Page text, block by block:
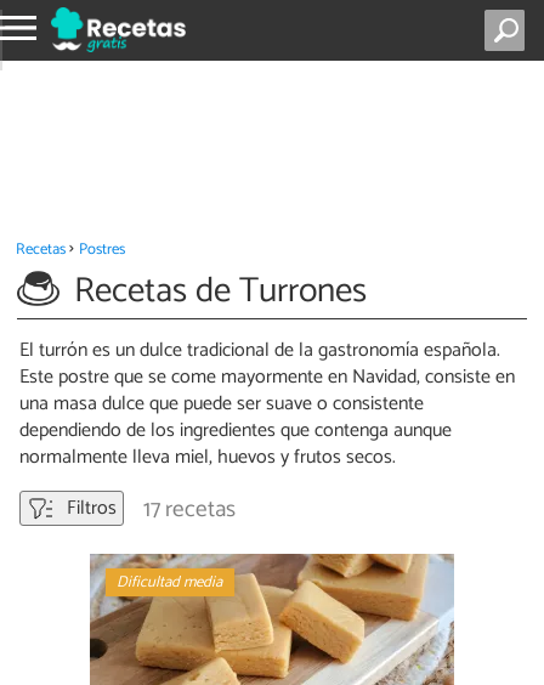
Recetas Postres
Recetas de Turrones
El turrón es un dulce tradicional de la gastronomía española.
Este postre que se come mayormente en Navidad, consiste en
una masa dulce que puede ser suave o consistente
dependiendo de los ingredientes que contenga aunque
normalmente lleva miel, huevos y frutos secos.
Filtros
17 recetas
Dificultad media